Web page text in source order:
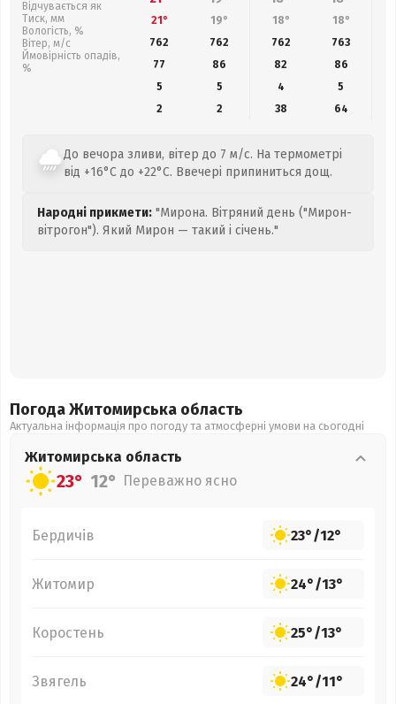
Відчувається як
Тиск, мм
Вологість, %
Вітер, м/с
Ймовірність опадів,
%
21° 19° 18° 18°
762
762 762 763
77
86 82 86
5
5 4
5
2
2 38 64
До вечора зливи, вітер до 7 м/с. На термометрі
від +16°C до +22°C. Ввечері припиниться дощ.
Народні прикмети: "Мирона. Вітряний день ("Мирон-
вітрогон"). Який Мирон — такий і січень."
Погода Житомирська область
Актуальна інформація про погоду та атмосферні умови на сьогодні
Житомирська область
23° 12° Переважно ясно
Бердичів 23°/12°
Житомир 24°/13°
Коростень 25°/13°
Звягель 24°/11°